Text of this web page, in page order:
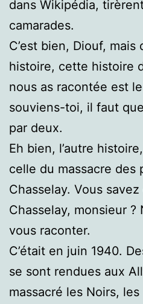
dans Wikipédia,
camarades.
C’est bien, Diouf, mais
histoire, cette histoire
nous as racontée est
souviens-toi, il faut
par deux.
Eh bien, l’autre
celle du massacre des
Chasselay. Vous savez
Chasselay, monsieur ?
vous raconter.
C’était en juin 1940.
se sont rendues aux
massacré les Noirs,